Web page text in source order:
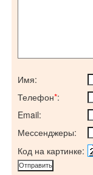
Имя:
Телефон*:
Email:
Мессенджеры:
Код на картинке: